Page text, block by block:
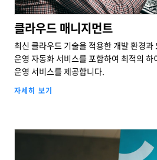
클라우드 매니지먼트
최신 클라우드 기술을 적용한 개발 환경과
운영 자동화 서비스를 포함하여 최적의 하
운영 서비스를 제공합니다.
자세히 보기